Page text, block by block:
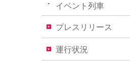
イベント列車
プレスリリース
運行状況